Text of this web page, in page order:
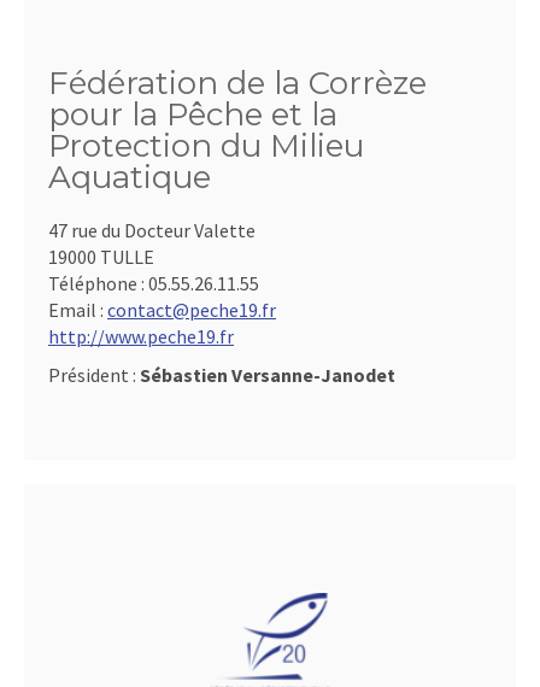
Fédération de la Corrèze
pour la Pêche et la
Protection du Milieu
Aquatique
47 rue du Docteur Valette
19000 TULLE
Téléphone : 05.55.26.11.55
Email : contact@peche19.fr
http://www.peche19.fr
Président : Sébastien Versanne-Janodet